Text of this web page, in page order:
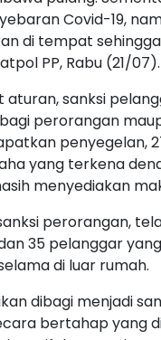
Covid-19,
di tempat
PP, Rabu (21/07).
sanksi
perorangan
penyegelan,
yang terkena
menyediakan
perorangan,
35 pelanggar
di luar rumah.
dibagi menjadi
bertahap yang